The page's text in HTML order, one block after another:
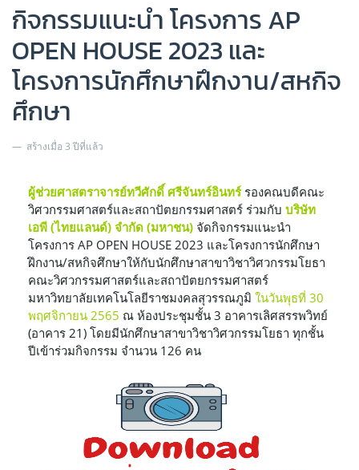
กิจกรรมแนะนำ โครงการ AP
OPEN HOUSE 2023 และ
โครงการนักศึกษาฝึกงาน/สหกิจ
ศึกษา
สร้างเมื่อ 3 ปีที่แล้ว
ผู้ช่วยศาสตราจารย์ทวีศักดิ์ ศรีจันทร์อินทร์ รองคณบดีคณะ
วิศวกรรมศาสตร์และสถาปัตยกรรมศาสตร์ ร่วมกับ บริษัท
เอพี (ไทยแลนด์) จำกัด (มหาชน) จัดกิจกรรมแนะนำ
โครงการ AP OPEN HOUSE 2023 และโครงการนักศึกษา
ฝึกงาน/สหกิจศึกษาให้กับนักศึกษาสาขาวิชาวิศวกรรมโยธา
คณะวิศวกรรมศาสตร์และสถาปัตยกรรมศาสตร์
มหาวิทยาลัยเทคโนโลยีราชมงคลสุวรรณภูมิ ในวันพุธที่ 30
พฤศจิกายน 2565 ณ ห้องประชุมชั้น 3 อาคารเลิศสรรพวิทย์
(อาคาร 21) โดยมีนักศึกษาสาขาวิชาวิศวกรรมโยธา ทุกชั้น
ปีเข้าร่วมกิจกรรม จำนวน 126 คน